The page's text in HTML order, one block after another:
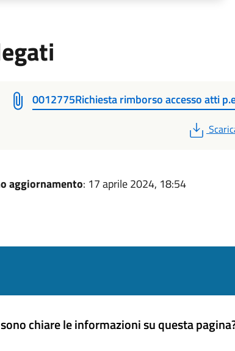
0012775Richiesta rimborso accesso atti
PDF
aggiornamento: 17 aprile 2024, 18:54
chiare le informazioni su questa